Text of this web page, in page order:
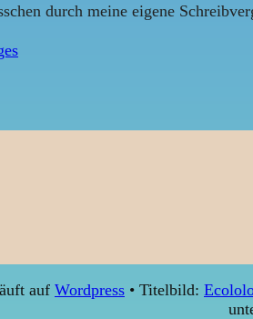
durch meine eigene
auf Wordpress • Titelbild: